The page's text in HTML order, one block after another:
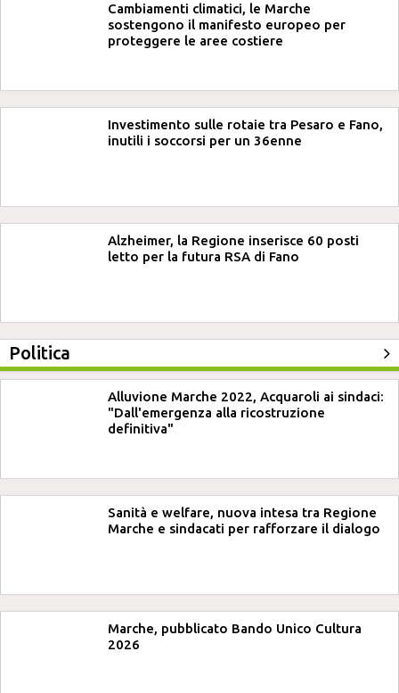
Cambiamenti climatici, le Marche
sostengono il manifesto europeo per
proteggere le aree costiere
Investimento sulle rotaie tra Pesaro e Fano,
inutili i soccorsi per un 36enne
Alzheimer, la Regione inserisce 60 posti
letto per la futura RSA di Fano
Politica
Alluvione Marche 2022, Acquaroli ai sindaci:
"Dall'emergenza alla ricostruzione
definitiva"
Sanità e welfare, nuova intesa tra Regione
Marche e sindacati per rafforzare il dialogo
Marche, pubblicato Bando Unico Cultura
2026